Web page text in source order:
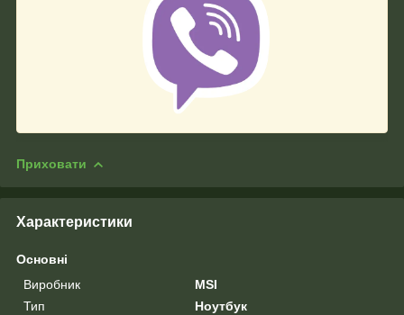
Приховати
Характеристики
Основні
Виробник
MSI
Тип
Ноутбук